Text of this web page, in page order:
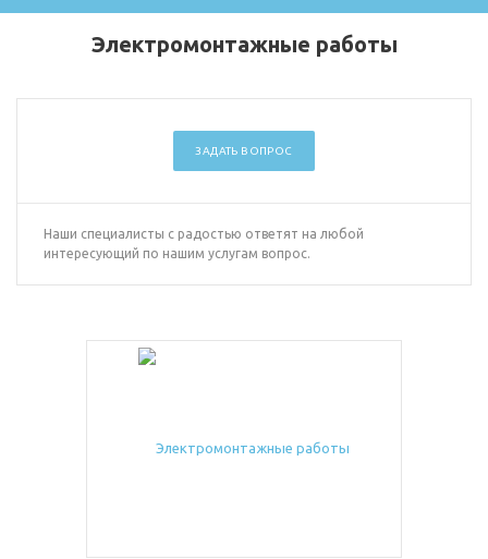
Электромонтажные работы
ЗАДАТЬ ВОПРОС
Наши специалисты с радостью ответят на любой
интересующий по нашим услугам вопрос.